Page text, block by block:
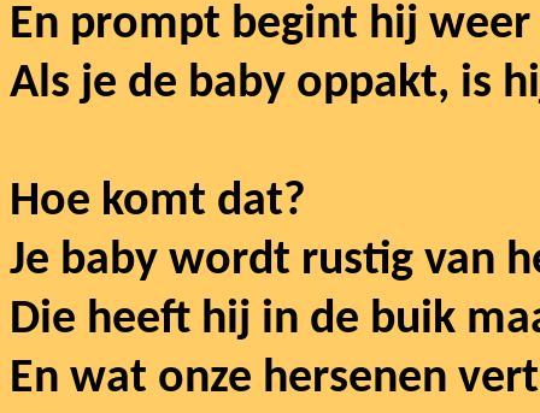
En prompt begint hij
Als je de baby oppakt, is
Hoe komt dat?
Je baby wordt rustig van
Die heeft hij in de buik
En wat onze hersenen